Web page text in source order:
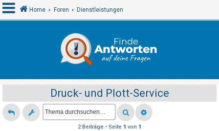
e
l
d
e
Home Foren Dienstleistungen
Druck- und Plott-Service
2 Beiträge • Seite 1 von 1